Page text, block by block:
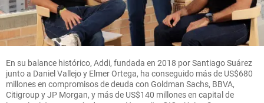
En su balance histórico, Addi, fundada en 2018 por Santiago Suárez
junto a Daniel Vallejo y Elmer Ortega, ha conseguido más de US$680
millones en compromisos de deuda con Goldman Sachs, BBVA,
Citigroup y JP Morgan, y más de US$140 millones en capital de